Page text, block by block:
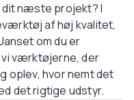
næste projekt? I
af høj kvalitet,
om du er
værktøjerne, der
oplev, hvor nemt det
det rigtige udstyr.